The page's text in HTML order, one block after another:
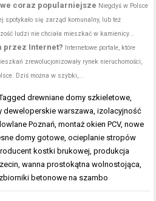
coraz popularniejsze Niegdyś w Polsce
spotykało się zarząd komunalny, lub też
ludzi nie chciała mieszkać w kamienicy...
przez Internet? Internetowe portale, które
zrewolucjonizowały rynek nieruchomości,
Dziś można w szybki,...
drewniane domy szkieletowe,
deweloperskie warszawa,izolacyjność
Poznań,montaż okien PCV,nowe
domy gotowe,ocieplanie stropów
kostki brukowej,produkcja
,wanna prostokątna wolnostojąca,
zbiorniki betonowe na szambo